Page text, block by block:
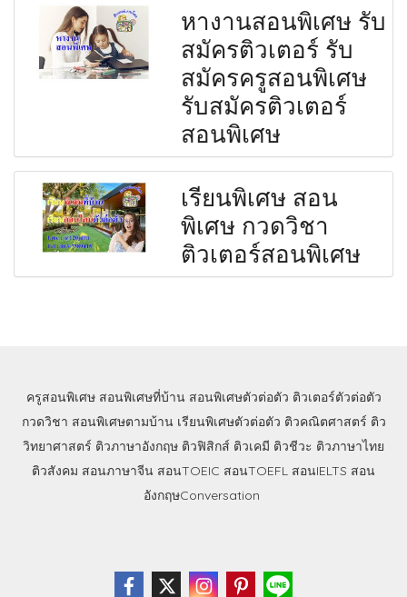
หางานสอนพิเศษ รับ
สมัครติวเตอร์ รับ
สมัครครูสอนพิเศษ
รับสมัครติวเตอร์
สอนพิเศษ
เรียนพิเศษ สอน
พิเศษ กวดวิชา
ติวเตอร์สอนพิเศษ
ครูสอนพิเศษ สอนพิเศษที่บ้าน สอนพิเศษตัวต่อตัว ติวเตอร์ตัวต่อตัว
กวดวิชา สอนพิเศษตามบ้าน เรียนพิเศษตัวต่อตัว ติวคณิตศาสตร์ ติว
วิทยาศาสตร์ ติวภาษาอังกฤษ ติวฟิสิกส์ ติวเคมี ติวชีวะ ติวภาษาไทย
ติวสังคม สอนภาษาจีน สอนTOEIC สอนTOEFL สอนIELTS สอน
อังกฤษConversation